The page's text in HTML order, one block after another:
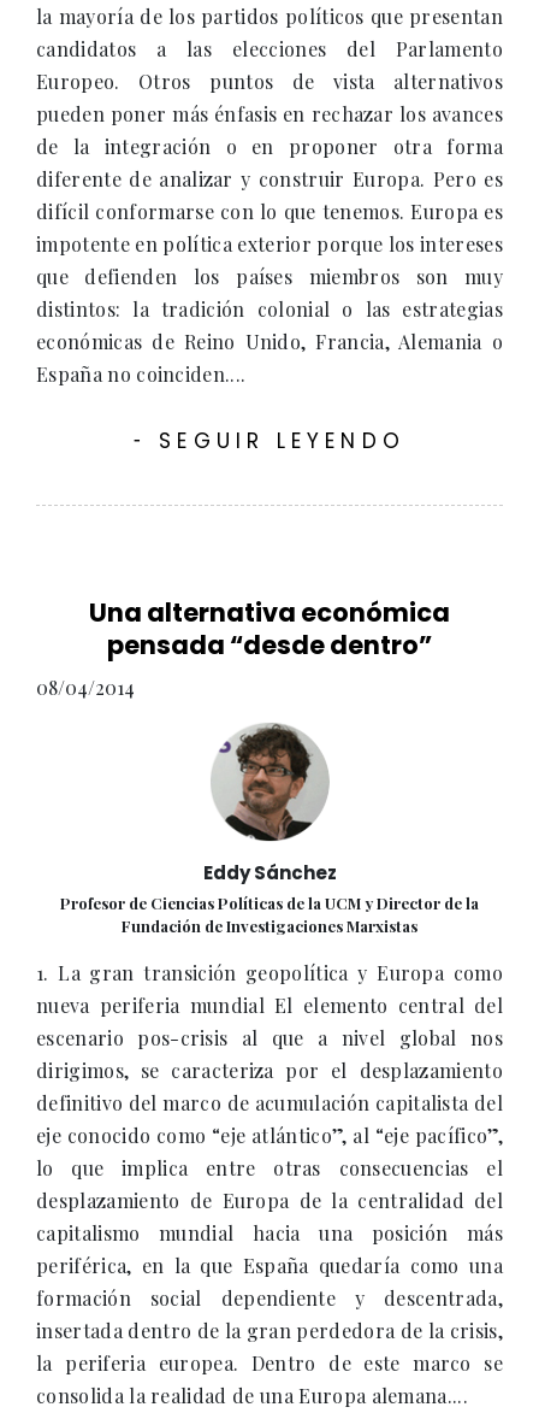
la mayoría de los partidos políticos que presentan
candidatos a las elecciones del Parlamento
Europeo. Otros puntos de vista alternativos
pueden poner más énfasis en rechazar los avances
de la integración o en proponer otra forma
diferente de analizar y construir Europa. Pero es
difícil conformarse con lo que tenemos. Europa es
impotente en política exterior porque los intereses
que defienden los países miembros son muy
distintos: la tradición colonial o las estrategias
económicas de Reino Unido, Francia, Alemania o
España no coinciden....
- SEGUIR LEYENDO
Una alternativa económica
pensada “desde dentro”
08/04/2014
Eddy Sánchez
Profesor de Ciencias Políticas de la UCM y Director de la
Fundación de Investigaciones Marxistas
1. La gran transición geopolítica y Europa como
nueva periferia mundial El elemento central del
escenario pos-crisis al que a nivel global nos
dirigimos, se caracteriza por el desplazamiento
definitivo del marco de acumulación capitalista del
eje conocido como “eje atlántico”, al “eje pacífico”,
lo que implica entre otras consecuencias el
desplazamiento de Europa de la centralidad del
capitalismo mundial hacia una posición más
periférica, en la que España quedaría como una
formación social dependiente y descentrada,
insertada dentro de la gran perdedora de la crisis,
la periferia europea. Dentro de este marco se
consolida la realidad de una Europa alemana....